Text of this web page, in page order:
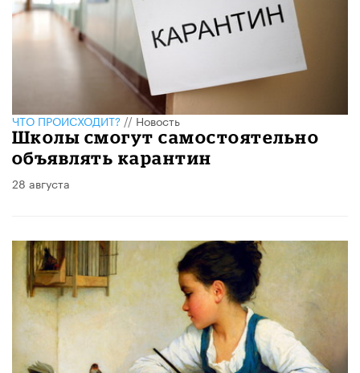
ЧТО ПРОИСХОДИТ?//Новость
Школы смогут самостоятельно
объявлять карантин
28 августа